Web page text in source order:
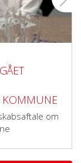
KOMMUNE
om